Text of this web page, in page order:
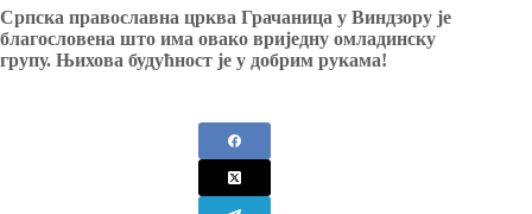
Српска православна црква Грачаница у Виндзору је
благословена што има овако вриједну омладинску
групу. Њихова будућност је у добрим рукама!